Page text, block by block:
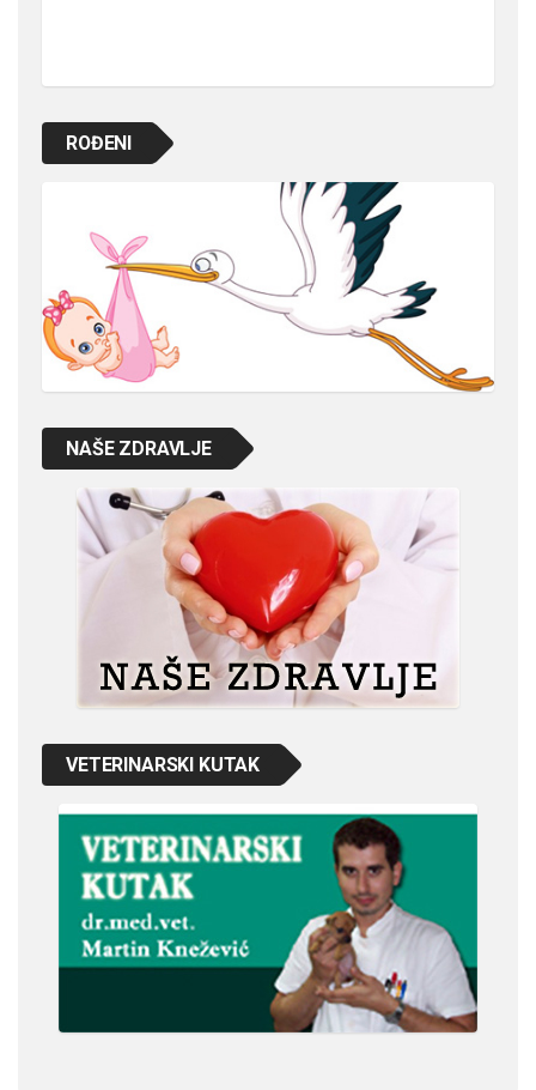
ROĐENI
NAŠE ZDRAVLJE
VETERINARSKI KUTAK